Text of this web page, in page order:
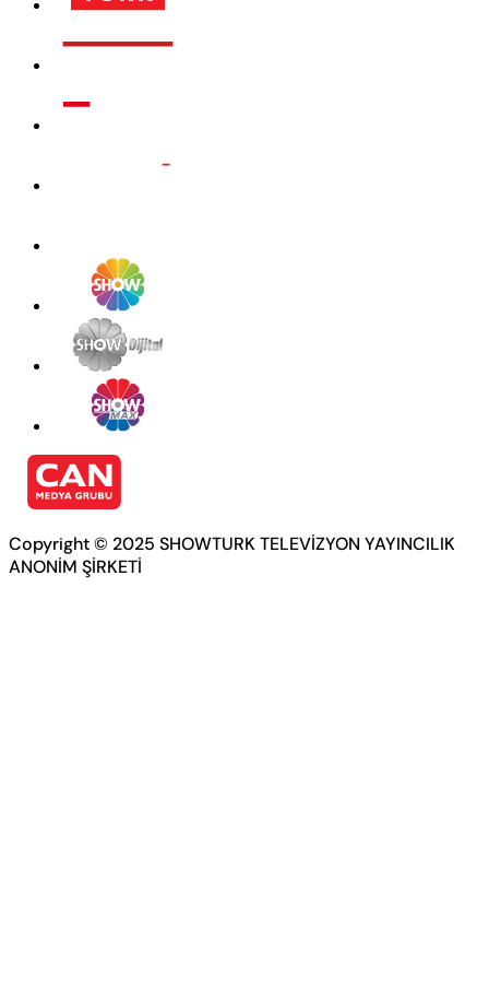
Copyright © 2025 SHOWTURK TELEVİZYON YAYINCILIK
ANONİM ŞİRKETİ